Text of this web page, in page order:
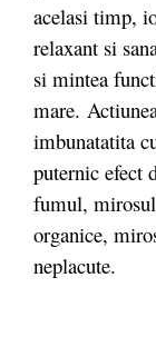
acelasi timp,
relaxant si
si mintea
mare.
imbunatatita
puternic efect
fumul,
organice,
neplacute.